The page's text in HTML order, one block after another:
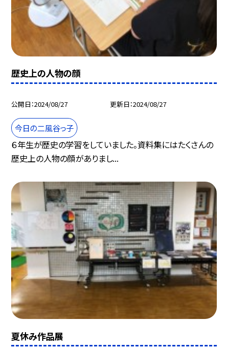
歴史上の人物の顔
公開日 2024/08/27 更新日 2024/08/27
今日の二風谷っ子
６年生が歴史の学習をしていました。資料集にはたくさんの
歴史上の人物の顔がありまし...
夏休み作品展